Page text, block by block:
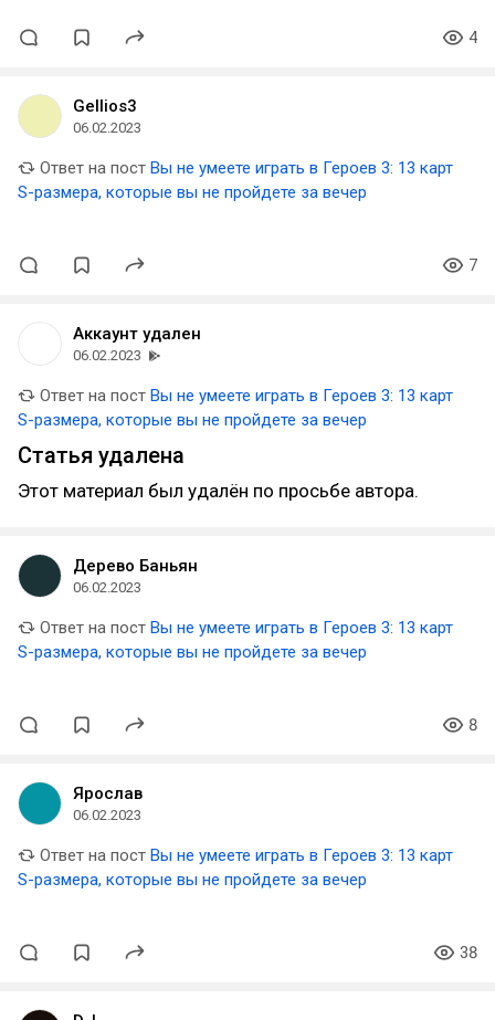
4
Gellios3
06.02.2023
Ответ на пост Вы не умеете играть в Героев 3: 13 карт
S-размера, которые вы не пройдете за вечер
7
Аккаунт удален
06.02.2023
Ответ на пост Вы не умеете играть в Героев 3: 13 карт
S-размера, которые вы не пройдете за вечер
Статья удалена
Этот материал был удалён по просьбе автора.
Дерево Баньян
06.02.2023
Ответ на пост Вы не умеете играть в Героев 3: 13 карт
S-размера, которые вы не пройдете за вечер
8
Ярослав
06.02.2023
Ответ на пост Вы не умеете играть в Героев 3: 13 карт
S-размера, которые вы не пройдете за вечер
38